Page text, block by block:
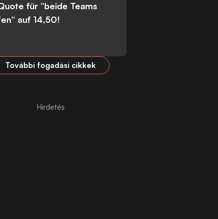
für “beide Teams
auf 14,50!
További fogadási cikkek